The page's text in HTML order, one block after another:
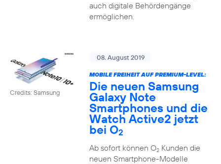
auch digitale Behördengänge
ermöglichen.
Credits: Samsung
08. August 2019
MOBILE FREIHEIT AUF PREMIUM-LEVEL:
Die neuen Samsung
Galaxy Note
Smartphones und die
Watch Active2 jetzt
bei O2
Ab sofort können O2Kunden die
neuen Smartphone-Modelle